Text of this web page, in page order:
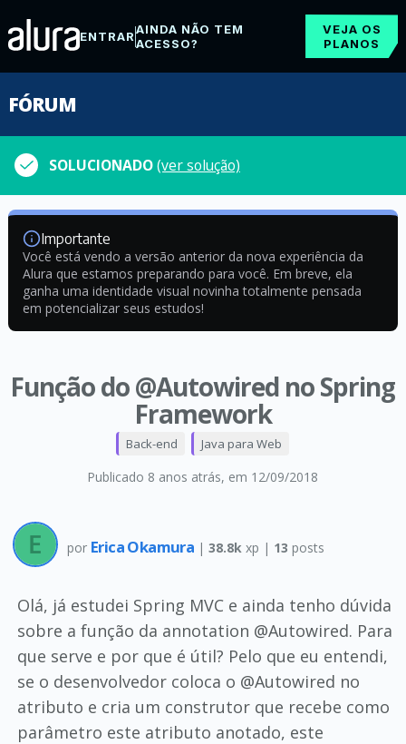
ENTRARAINDA NÃO TEM
ACESSO?
VEJA OS
PLANOS
FÓRUM
SOLUCIONADO(ver solução)
Importante
Você está vendo a versão anterior da nova experiência da
Alura que estamos preparando para você. Em breve, ela
ganha uma identidade visual novinha totalmente pensada
em potencializar seus estudos!
Função do @Autowired no Spring
Framework
Publicado 8 anos atrás, em 12/09/2018
Back-end Java para Web
por Erica Okamura | 38.8k xp | 13 posts
Olá, já estudei Spring MVC e ainda tenho dúvida
sobre a função da annotation @Autowired. Para
que serve e por que é útil? Pelo que eu entendi,
se o desenvolvedor coloca o @Autowired no
atributo e cria um construtor que recebe como
parâmetro este atributo anotado, este